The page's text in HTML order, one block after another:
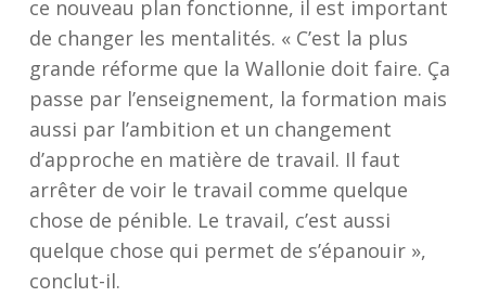
ce nouveau plan fonctionne, il est important
de changer les mentalités. « C’est la plus
grande réforme que la Wallonie doit faire. Ça
passe par l’enseignement, la formation mais
aussi par l’ambition et un changement
d’approche en matière de travail. Il faut
arrêter de voir le travail comme quelque
chose de pénible. Le travail, c’est aussi
quelque chose qui permet de s’épanouir »,
conclut-il.